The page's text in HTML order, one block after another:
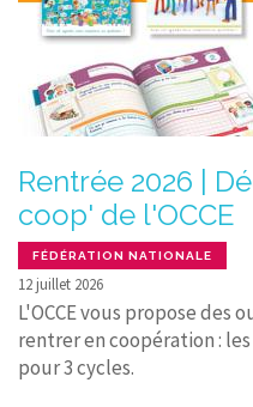
Rentrée 2026 |
coop' de l'OCCE
FÉDÉRATION NATIONALE
12 juillet 2026
L'OCCE vous propose des
rentrer en coopération :
pour 3 cycles.